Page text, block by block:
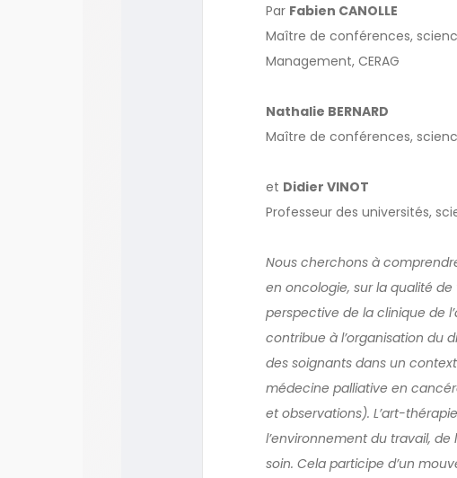
Par Fabien CANOLLE
Maître de conférences,
Management, CERAG
Nathalie BERNARD
Maître de conférences,
et Didier VINOT
Professeur des universités,
Nous cherchons à
en oncologie, sur la qualité de
perspective de la clinique de
contribue à l’organisation du
des soignants dans un
médecine palliative en
et observations). L’art-
l’environnement du travail,
soin. Cela participe d’un